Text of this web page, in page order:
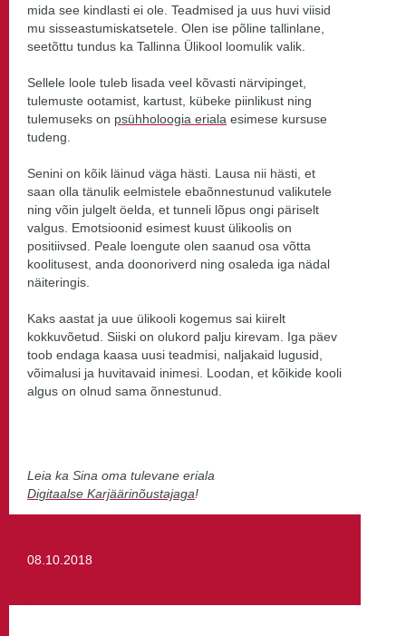
08.10.2018
mida see kindlasti ei ole. Teadmised ja uus huvi viisid
mu sisseastumiskatsetele. Olen ise põline tallinlane,
seetõttu tundus ka Tallinna Ülikool loomulik valik.
Sellele loole tuleb lisada veel kõvasti närvipinget,
tulemuste ootamist, kartust, kübeke piinlikust ning
tulemuseks on psühholoogia eriala esimese kursuse
tudeng.
Senini on kõik läinud väga hästi. Lausa nii hästi, et
saan olla tänulik eelmistele ebaõnnestunud valikutele
ning võin julgelt öelda, et tunneli lõpus ongi päriselt
valgus. Emotsioonid esimest kuust ülikoolis on
positiivsed. Peale loengute olen saanud osa võtta
koolitusest, anda doonoriverd ning osaleda iga nädal
näiteringis.
Kaks aastat ja uue ülikooli kogemus sai kiirelt
kokkuvõetud. Siiski on olukord palju kirevam. Iga päev
toob endaga kaasa uusi teadmisi, naljakaid lugusid,
võimalusi ja huvitavaid inimesi. Loodan, et kõikide kooli
algus on olnud sama õnnestunud.
Leia ka Sina oma tulevane eriala
Digitaalse Karjäärinõustajaga!